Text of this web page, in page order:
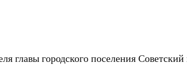
главы городского поселения Советский